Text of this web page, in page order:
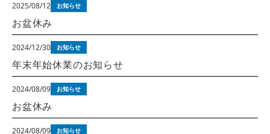
2025/08/12 お知らせ
お盆休み
2024/12/30 お知らせ
年末年始休業のお知らせ
2024/08/09 お知らせ
お盆休み
2024/08/09 お知らせ